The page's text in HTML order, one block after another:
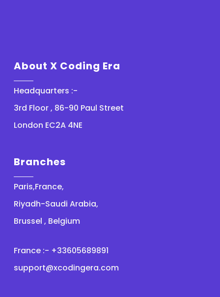
About X Coding Era
Headquarters :-
3rd Floor , 86-90 Paul Street
London EC2A 4NE
Branches
Paris,France,
Riyadh-Saudi Arabia,
Brussel , Belgium
France :- +33605689891
support@xcodingera.com